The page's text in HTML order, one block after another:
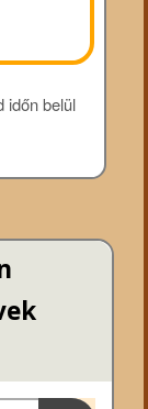
időn belül